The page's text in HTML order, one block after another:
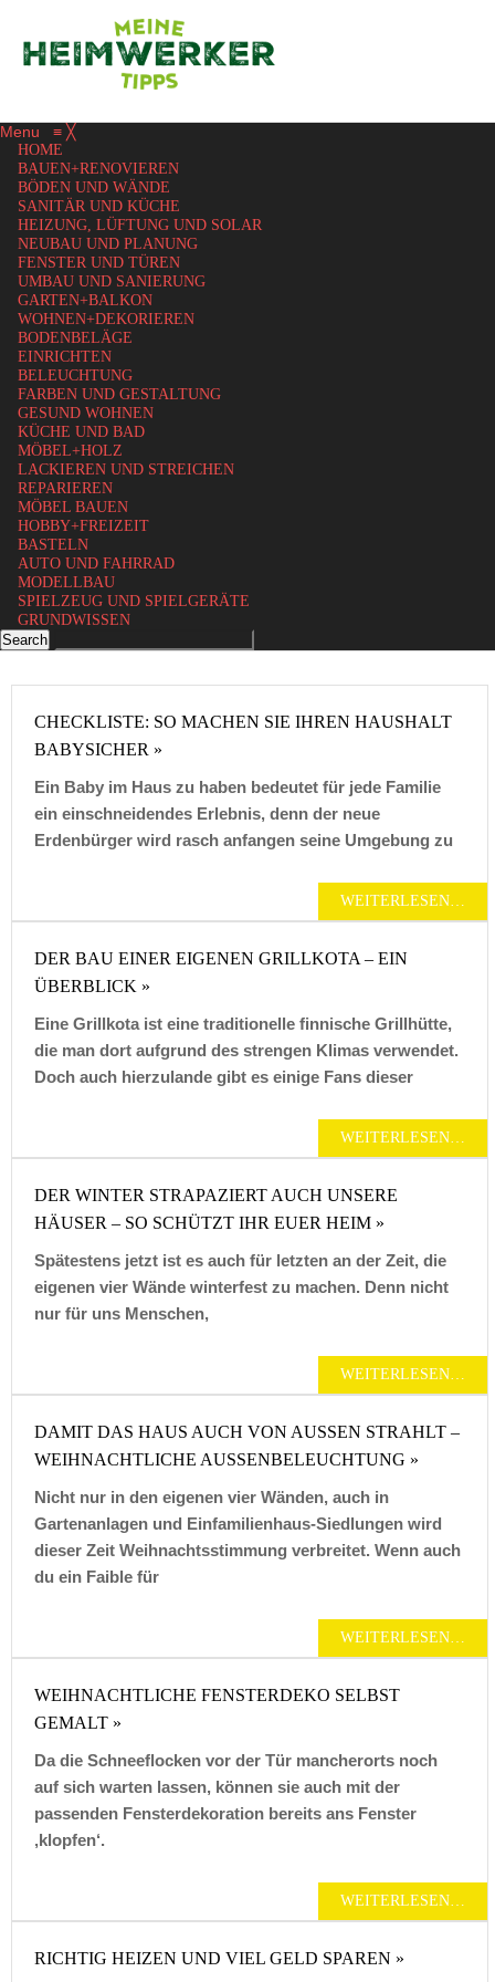
Menu ≡ ╳
HOME
BAUEN+RENOVIEREN
BÖDEN UND WÄNDE
SANITÄR UND KÜCHE
HEIZUNG, LÜFTUNG UND SOLAR
NEUBAU UND PLANUNG
FENSTER UND TÜREN
UMBAU UND SANIERUNG
GARTEN+BALKON
WOHNEN+DEKORIEREN
BODENBELÄGE
EINRICHTEN
BELEUCHTUNG
FARBEN UND GESTALTUNG
GESUND WOHNEN
KÜCHE UND BAD
MÖBEL+HOLZ
LACKIEREN UND STREICHEN
REPARIEREN
MÖBEL BAUEN
HOBBY+FREIZEIT
BASTELN
AUTO UND FAHRRAD
MODELLBAU
SPIELZEUG UND SPIELGERÄTE
GRUNDWISSEN
CHECKLISTE: SO MACHEN SIE IHREN HAUSHALT
BABYSICHER »
Ein Baby im Haus zu haben bedeutet für jede Familie
ein einschneidendes Erlebnis, denn der neue
Erdenbürger wird rasch anfangen seine Umgebung zu
WEITERLESEN…
DER BAU EINER EIGENEN GRILLKOTA – EIN
ÜBERBLICK »
Eine Grillkota ist eine traditionelle finnische Grillhütte,
die man dort aufgrund des strengen Klimas verwendet.
Doch auch hierzulande gibt es einige Fans dieser
WEITERLESEN…
DER WINTER STRAPAZIERT AUCH UNSERE
HÄUSER – SO SCHÜTZT IHR EUER HEIM »
Spätestens jetzt ist es auch für letzten an der Zeit, die
eigenen vier Wände winterfest zu machen. Denn nicht
nur für uns Menschen,
WEITERLESEN…
DAMIT DAS HAUS AUCH VON AUSSEN STRAHLT – W
EIHNACHTLICHE AUSSENBELEUCHTUNG »
Nicht nur in den eigenen vier Wänden, auch in
Gartenanlagen und Einfamilienhaus-Siedlungen wird
dieser Zeit Weihnachtsstimmung verbreitet. Wenn auch
du ein Faible für
WEITERLESEN…
WEIHNACHTLICHE FENSTERDEKO SELBST
GEMALT »
Da die Schneeflocken vor der Tür mancherorts noch
auf sich warten lassen, können sie auch mit der
passenden Fensterdekoration bereits ans Fenster
‚klopfen‘.
WEITERLESEN…
RICHTIG HEIZEN UND VIEL GELD SPAREN »